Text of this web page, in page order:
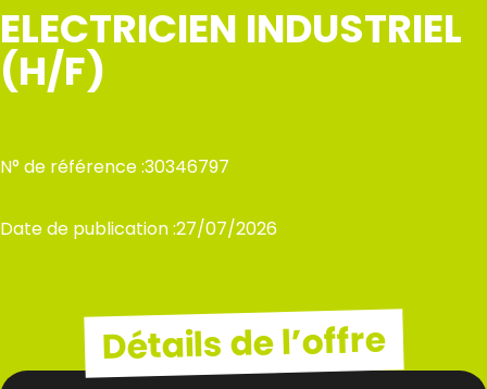
ELECTRICIEN INDUSTRIEL
(H/F)
N° de référence :30346797
Date de publication :27/07/2026
Détails de l’offre